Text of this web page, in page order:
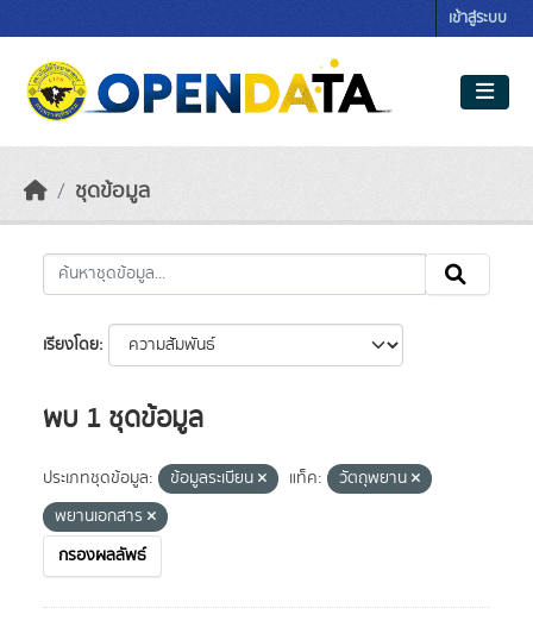
เข้าสู่ระบบ
ชุดข้อมูล
เรียงโดย
พบ 1 ชุดข้อมูล
ประเภทชุดข้อมูล: ข้อมูลระเบียน แท็ค:
วัตถุพยาน
พยานเอกสาร
กรองผลลัพธ์